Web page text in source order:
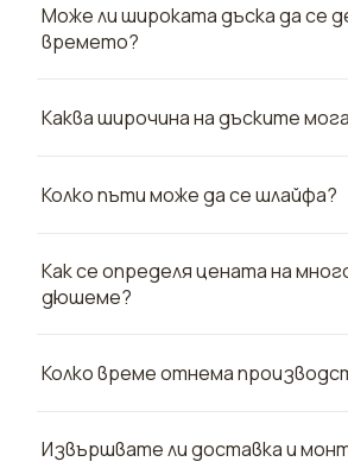
Може ли широката дъска да се
времето?
Каква широчина на дъските
Колко пъти може да се шлайфа?
Как се определя цената на
дюшеме?
Колко време отнема
Извършвате ли доставка и